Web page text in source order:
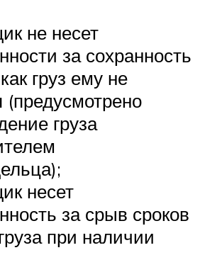
не несет
за сохранность
груз ему не
(предусмотрено
груза
несет
за срыв сроков
при наличии